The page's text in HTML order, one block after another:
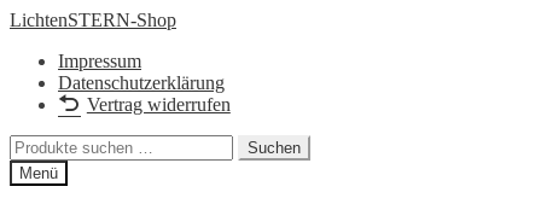
Zur
springen
Zum
springen
LichtenSTERN-Shop
Impressum
Datenschutzerklärung
Vertrag widerrufen
Suchen
nach:
Suchen
Menü